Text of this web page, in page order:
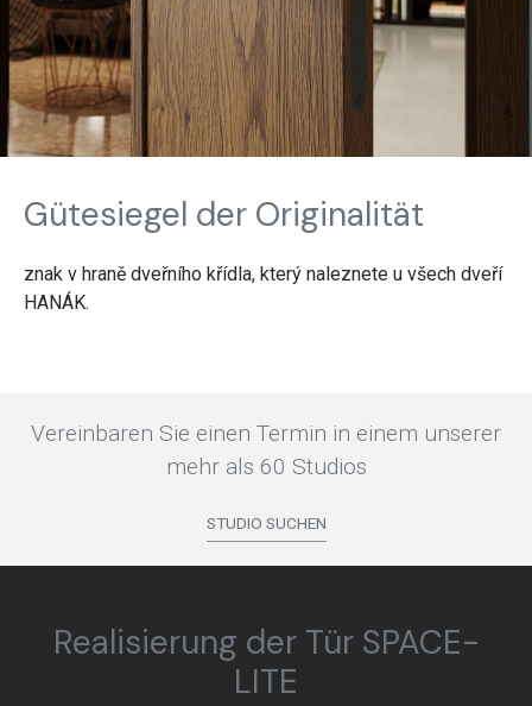
Gütesiegel der Originalität
znak v hraně dveřního křídla, který naleznete u všech dveří
HANÁK.
Vereinbaren Sie einen Termin in einem unserer
mehr als 60 Studios
STUDIO SUCHEN
Realisierung der Tür SPACE-
LITE